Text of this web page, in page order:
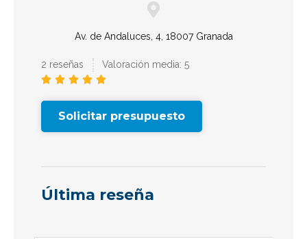
Av. de Andaluces, 4, 18007 Granada
2 reseñas Valoración media: 5
    
Solicitar presupuesto
Última reseña